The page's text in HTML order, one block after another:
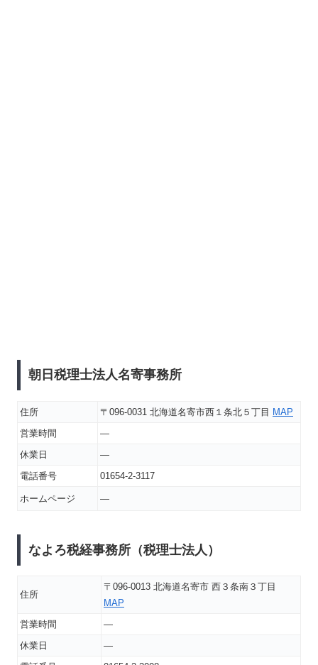
朝日税理士法人名寄事務所
住所 〒096-0031 北海道名寄市西１条北５丁目 MAP
営業時間
―
休業日
―
電話番号
01654-2-3117
ホームページ ―
なよろ税経事務所（税理士法人）
住所
〒096-0013 北海道名寄市 西３条南３丁目
MAP
営業時間
―
休業日
―